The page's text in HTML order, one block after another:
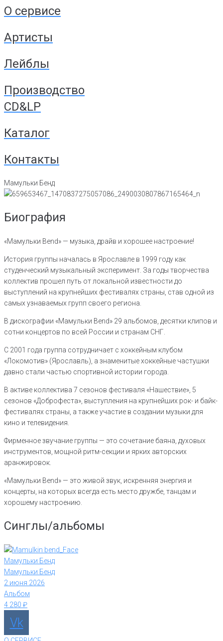
О сервисе
Артисты
Лейблы
Производство
CD&LP
Каталог
Контакты
Мамульки Бенд
Биография
«Мамульки Bend» — музыка, драйв и хорошее настроение!
История группы началась в Ярославле в 1999 году как
студенческий музыкальный эксперимент. За годы творчества
коллектив прошел путь от локальной известности до
выступлений на крупнейших фестивалях страны, став одной из
самых узнаваемых групп своего региона.
В дискографии «Мамульки Bend» 29 альбомов, десятки клипов и
сотни концертов по всей России и странам СНГ.
С 2001 года группа сотрудничает с хоккейным клубом
«Локомотив» (Ярославль), а знаменитые хоккейные частушки
давно стали частью спортивной истории города.
В активе коллектива 7 сезонов фестиваля «Нашествие», 5
сезонов «Доброфеста», выступления на крупнейших рок- и байк-
фестивалях страны, а также участие в создании музыки для
кино и телевидения.
Фирменное звучание группы — это сочетание баяна, духовых
инструментов, мощной ритм-секции и ярких авторских
аранжировок.
«Мамульки Bend» — это живой звук, искренняя энергия и
концерты, на которых всегда есть место дружбе, танцам и
хорошему настроению.
Синглы/альбомы
Мамульки Бенд
Мамульки Бенд
2 июня 2026
Альбом
4 280 ₽
Vk